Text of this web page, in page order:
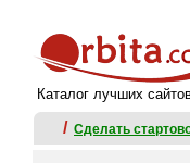
Каталог лучших
/ Сделать